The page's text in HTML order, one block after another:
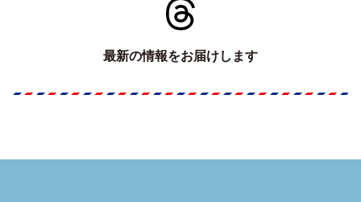
最新の情報をお届けします